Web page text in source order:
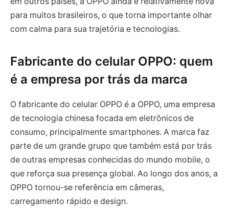
para muitos brasileiros, o que torna importante olhar
com calma para sua trajetória e tecnologias.
Fabricante do celular OPPO: quem
é a empresa por trás da marca
O fabricante do celular OPPO é a OPPO, uma empresa
de tecnologia chinesa focada em eletrônicos de
consumo, principalmente smartphones. A marca faz
parte de um grande grupo que também está por trás
de outras empresas conhecidas do mundo mobile, o
que reforça sua presença global. Ao longo dos anos, a
OPPO tornou-se referência em câmeras,
carregamento rápido e design.